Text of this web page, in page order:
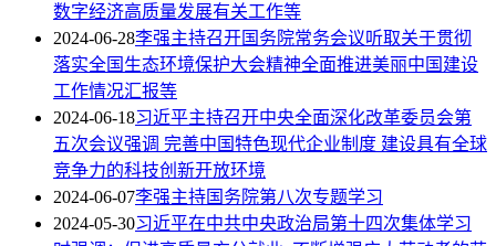
数字经济高质量发展有关工作等
2024-06-28李强主持召开国务院常务会议听取关于贯彻
落实全国生态环境保护大会精神全面推进美丽中国建设
工作情况汇报等
2024-06-18习近平主持召开中央全面深化改革委员会第
五次会议强调 完善中国特色现代企业制度 建设具有全球
竞争力的科技创新开放环境
2024-06-07李强主持国务院第八次专题学习
2024-05-30习近平在中共中央政治局第十四次集体学习